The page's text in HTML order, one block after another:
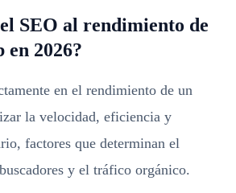
SEO al rendimiento de
en 2026?
en el rendimiento de un
la velocidad, eficiencia y
factores que determinan el
y el tráfico orgánico.